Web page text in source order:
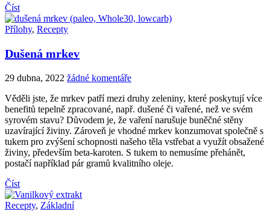
Číst
Přílohy, Recepty
Dušená mrkev
29 dubna, 2022 žádné komentáře
Věděli jste, že mrkev patří mezi druhy zeleniny, které poskytují více
benefitů tepelně zpracované, např. dušené či vařené, než ve svém
syrovém stavu? Důvodem je, že vaření narušuje buněčné stěny
uzavírající živiny. Zároveň je vhodné mrkev konzumovat společně s
tukem pro zvýšení schopnosti našeho těla vstřebat a využít obsažené
živiny, především beta-karoten. S tukem to nemusíme přehánět,
postačí například pár gramů kvalitního oleje.
Číst
Recepty, Základní